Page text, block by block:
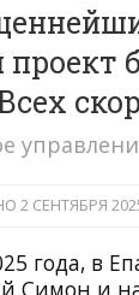
проект
2 СЕНТЯБРЯ
года, в
Симон и